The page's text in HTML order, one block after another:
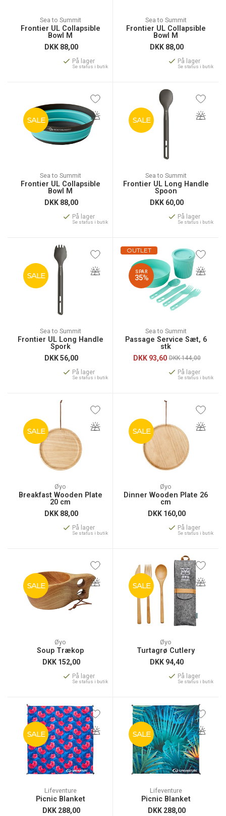
Sea to Summit
Frontier UL Collapsible
Bowl M
DKK 88,00
På lager
Se status i butik
Sea to Summit
Frontier UL Collapsible
Bowl M
DKK 88,00
På lager
Se status i butik
SALE
Sea to Summit
Frontier UL Collapsible
Bowl M
DKK 88,00
På lager
Se status i butik
SALE
Sea to Summit
Frontier UL Long Handle
Spoon
DKK 60,00
På lager
Se status i butik
SALE
Sea to Summit
Frontier UL Long Handle
Spork
DKK56,00
På lager
Se status i butik
OUTLET
SPAR
35%
Sea to Summit
Passage Service Sæt, 6
stk
DKK93,60 DKK 144,00
På lager
Se status i butik
SALE
Øyo
Breakfast Wooden Plate
20 cm
DKK 88,00
På lager
Se status i butik
SALE
Øyo
Dinner Wooden Plate 26
cm
DKK 160,00
På lager
Se status i butik
SALE
Øyo
Soup Trækop
DKK 152,00
På lager
Se status i butik
SALE
Øyo
Turtagrø Cutlery
DKK 94,40
På lager
Se status i butik
SALE
Lifeventure
Picnic Blanket
DKK 288,00
SALE
Lifeventure
Picnic Blanket
DKK 288,00